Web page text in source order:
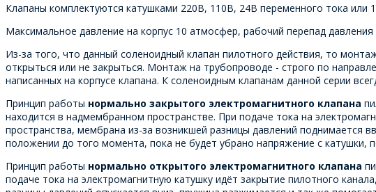
Клапаны комплектуются катушками 220В, 110В, 24В переменного тока или
Максимальное давление на корпус 10 атмосфер, рабочий перепад
Из-за того, что данный соленоидный клапан пилотного действия, то
открыться или не закрыться. Монтаж на трубопроводе - строго по
написанных на корпусе клапана. К соленоидным клапанам данной серии
Принцип работы нормально закрытого электромагнитного клапана
находится в надмембранном пространстве. При подаче тока на
пространства, мембрана из-за возникшей разницы давлений поднимается
положении до того момента, пока не будет убрано напряжение с катушки,
Принцип работы нормально открытого электромагнитного клапана
подаче тока на электромагнитную катушку идёт закрытие пилотного